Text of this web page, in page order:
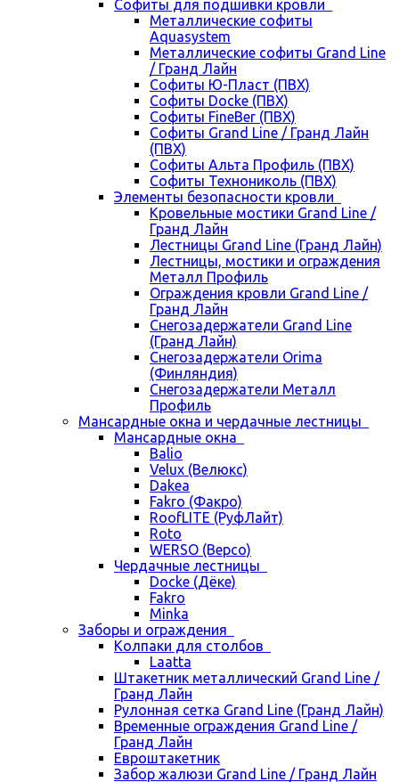
Cофиты для подшивки кровли
Металлические софиты
Aquasystem
Металлические софиты Grand Line
/ Гранд Лайн
Софиты Ю-Пласт (ПВХ)
Софиты Docke (ПВХ)
Софиты FineBer (ПВХ)
Софиты Grand Line / Гранд Лайн
(ПВХ)
Софиты Альта Профиль (ПВХ)
Софиты Технониколь (ПВХ)
Элементы безопасности кровли
Кровельные мостики Grand Line /
Гранд Лайн
Лестницы Grand Line (Гранд Лайн)
Лестницы, мостики и ограждения
Металл Профиль
Ограждения кровли Grand Line /
Гранд Лайн
Снегозадержатели Grand Line
(Гранд Лайн)
Снегозадержатели Orima
(Финляндия)
Снегозадержатели Металл
Профиль
Мансардные окна и чердачные лестницы
Мансардные окна
Balio
Velux (Велюкс)
Dakea
Fakro (Факро)
RoofLITE (РуфЛайт)
Roto
WERSO (Версо)
Чердачные лестницы
Docke (Дёке)
Fakro
Minka
Заборы и ограждения
Колпаки для столбов
Laatta
Штакетник металлический Grand Line /
Гранд Лайн
Рулонная сетка Grand Line (Гранд Лайн)
Временные ограждения Grand Line /
Гранд Лайн
Евроштакетник
Забор жалюзи Grand Line / Гранд Лайн